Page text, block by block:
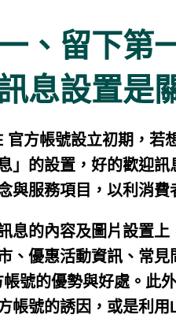
、留下第
息設置是
官方帳號設立初期，若
」的設置，好的歡迎
與服務項目，以利消費
息的內容及圖片設置
、優惠活動資訊、常
帳號的優勢與好處。此
帳號的誘因，或是利